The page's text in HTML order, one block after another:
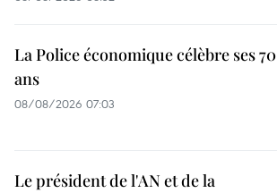
La Police économique célèbre ses 70
ans
08/08/2026 07:03
Le président de l'AN et de la